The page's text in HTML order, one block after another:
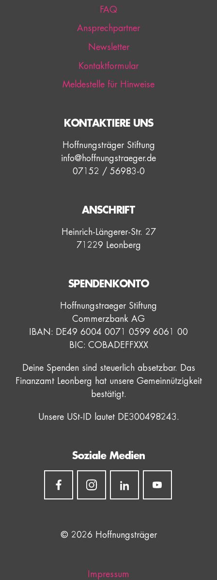
FAQ
Ansprechpartner
Newsletter
Kontaktformular
Meldestelle für Hinweise
KONTAKTIERE UNS
Hoffnungsträger Stiftung
info@hoffnungstraeger.de
07152 / 56983-0
ANSCHRIFT
Heinrich-Längerer-Str. 27
71229 Leonberg
SPENDENKONTO
Hoffnungstraeger Stiftung
Commerzbank AG
IBAN: DE49 6004 0071 0599 6061 00
BIC: COBADEFFXXX
Deine Spenden sind steuerlich absetzbar. Das
Finanzamt Leonberg hat unsere Gemeinnützigkeit
bestätigt.
Unsere USt-ID lautet DE300498243.
Soziale Medien
© 2026 Hoffnungsträger
Impressum